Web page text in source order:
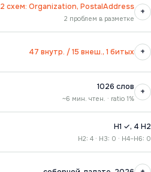
2 схем: Organization, PostalAddress
2 проблем в разметке
+
47 внутр. / 15 внеш., 1 битых +
1026 слов
~6 мин. чтен. · ratio 1%
+
H1 ✓, 4 H2
H2: 4 · H3: 0 · H4–H6: 0